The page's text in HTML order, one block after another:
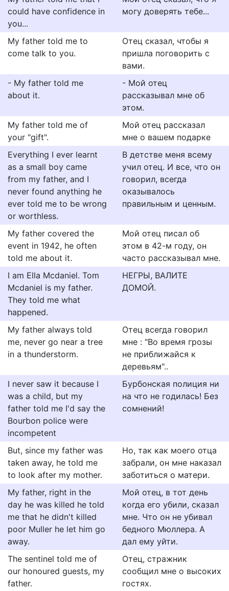
could have confidence in
you...
могу доверять тебе...
My father told me to
come talk to you.
Отец сказал, чтобы я
пришла поговорить с
вами.
- My father told me
about it.
- Мой отец
рассказывал мне об
этом.
My father told me of
your "gift".
Мой отец рассказал
мне о вашем подарке
Everything I ever learnt
as a small boy came
from my father, and I
never found anything he
ever told me to be wrong
or worthless.
В детстве меня всему
учил отец. И все, что он
говорил, всегда
оказывалось
правильным и ценным.
My father covered the
event in 1942, he often
told me about it.
Мой отец писал об
этом в 42-м году, он
часто рассказывал мне.
I am Ella Mcdaniel. Tom
Mcdaniel is my father.
They told me what
happened.
НЕГРЫ, ВАЛИТЕ
ДОМОЙ.
My father always told
me, never go near a tree
in a thunderstorm.
Отец всегда говорил
мне : "Во время грозы
не приближайся к
деревьям"..
I never saw it because I
was a child, but my
father told me I'd say the
Bourbon police were
incompetent
Бурбонская полиция ни
на что не годилась! Без
сомнений!
But, since my father was
taken away, he told me
to look after my mother.
Но, так как моего отца
забрали, он мне наказал
заботиться о матери.
My father, right in the
day he was killed he told
me that he didn't killed
poor Muller he let him go
away.
Мой отец, в тот день
когда его убили, сказал
мне. Что он не убивал
бедного Мюллера. А
дал ему уйти.
The sentinel told me of
our honoured guests, my
father.
Отец, стражник
сообщил мне о высоких
гостях.